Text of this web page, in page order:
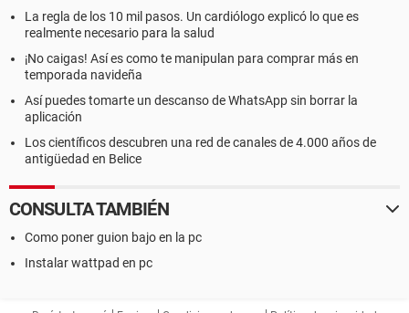
La regla de los 10 mil pasos. Un cardiólogo explicó lo que es
realmente necesario para la salud
¡No caigas! Así es como te manipulan para comprar más en
temporada navideña
Así puedes tomarte un descanso de WhatsApp sin borrar la
aplicación
Los científicos descubren una red de canales de 4.000 años de
antigüedad en Belice
CONSULTA TAMBIÉN
Como poner guion bajo en la pc
Instalar wattpad en pc